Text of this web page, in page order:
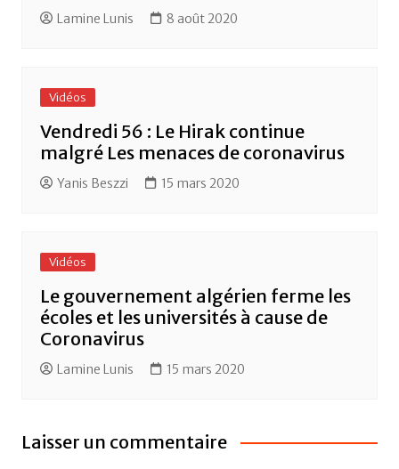
Lamine Lunis 8 août 2020
Vidéos
Vendredi 56 : Le Hirak continue
malgré Les menaces de coronavirus
Yanis Beszzi 15 mars 2020
Vidéos
Le gouvernement algérien ferme les
écoles et les universités à cause de
Coronavirus
Lamine Lunis 15 mars 2020
Laisser un commentaire